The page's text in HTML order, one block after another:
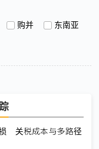
购并
东南亚
关税成本与多路径